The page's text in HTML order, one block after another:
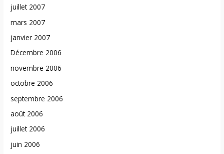
juillet 2007
mars 2007
janvier 2007
Décembre 2006
novembre 2006
octobre 2006
septembre 2006
août 2006
juillet 2006
juin 2006